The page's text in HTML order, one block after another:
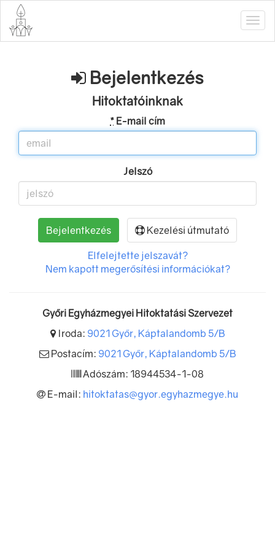
Bejelentkezés
Hitoktatóinknak
* E-mail cím
Jelszó
Kezelési útmutató
Elfelejtette jelszavát?
Nem kapott megerősítési információkat?
Győri Egyházmegyei Hitoktatási Szervezet
Iroda: 9021 Győr, Káptalandomb 5/B
Postacím: 9021 Győr, Káptalandomb 5/B
Adószám: 18944534-1-08
E-mail: hitoktatas@gyor.egyhazmegye.hu